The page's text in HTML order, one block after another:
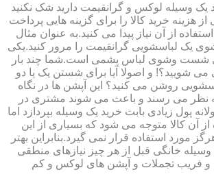
یک وسیله لوکس و گرانقیمت دارید شک نکنید
هزینه خرید کالا را برای گزینه هایی پرداخت
از آن نیاز پیدا می کنید.به عنوان مثال
یک لباسشویی گرانقیمت را مرور کنید.یکی
شست وشوی لباس پشمی است.شما چند بار
شویید؟! و اصولا آیا برای شستن یک یا دو
روشن می کنید؟ این آپشن ها در نگاه
به نظر می رسند و باعث می شوند مشتری در
پول زیادی بابت خرید یک وسیله بپردازد اما
از آن کالا متوجه می شود که بسیاری از این
مورد استفاده قرار نمی گیرد.بنابراین بهتر
خانگی قبل از هر چیز نیازهای منطقی
و فریب تجملات و آپشن های لوکس و کم